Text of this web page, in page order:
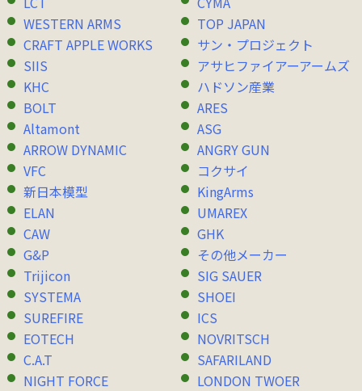
WESTERN ARMS
TOP JAPAN
CRAFT APPLE WORKS
サン・プロジェクト
SIIS
アサヒファイアーアームズ
KHC
ハドソン産業
BOLT
ARES
Altamont
ASG
ARROW DYNAMIC
ANGRY GUN
VFC
コクサイ
新日本模型
KingArms
ELAN
UMAREX
CAW
GHK
G&P
その他メーカー
Trijicon
SIG SAUER
SYSTEMA
SHOEI
SUREFIRE
ICS
EOTECH
NOVRITSCH
C.A.T
SAFARILAND
NIGHT FORCE
LONDON TWOER